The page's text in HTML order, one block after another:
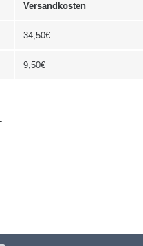
Versandkosten
34,50€
9,50€